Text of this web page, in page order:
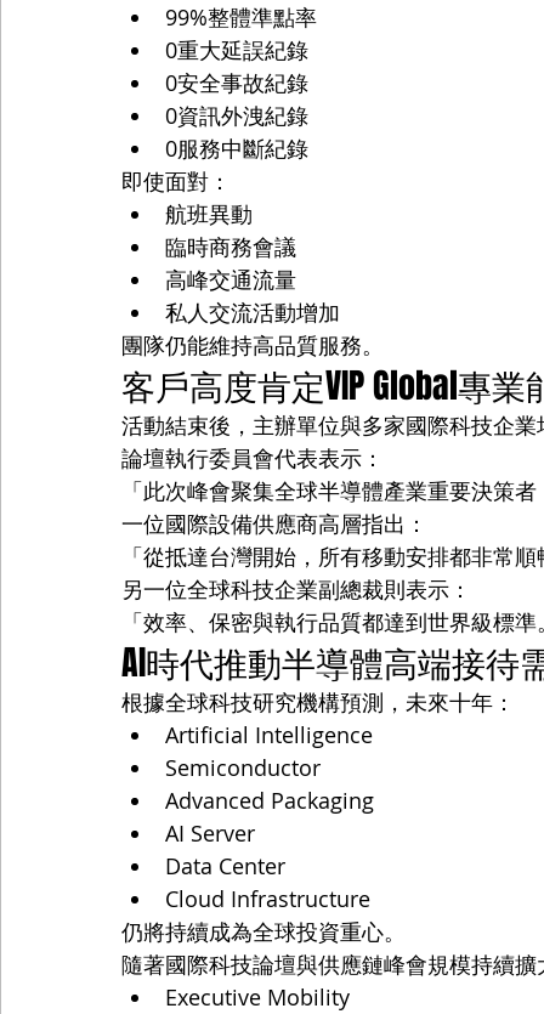
99%整體準點率
0重大延誤紀錄
0安全事故紀錄
0資訊外洩紀錄
0服務中斷紀錄
即使面對：
航班異動
臨時商務會議
高峰交通流量
私人交流活動增加
團隊仍能維持高品質服務。
客戶高度肯定VIP Global專業
活動結束後，主辦單位與多家國際科技企
論壇執行委員會代表表示：
「此次峰會聚集全球半導體產業重要決策
一位國際設備供應商高層指出：
「從抵達台灣開始，所有移動安排都非常
另一位全球科技企業副總裁則表示：
「效率、保密與執行品質都達到世界級標準
AI時代推動半導體高端接待
根據全球科技研究機構預測，未來十年：
Artificial Intelligence
Semiconductor
Advanced Packaging
AI Server
Data Center
Cloud Infrastructure
仍將持續成為全球投資重心。
隨著國際科技論壇與供應鏈峰會規模持續
Executive Mobility